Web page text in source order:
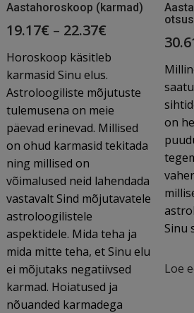
Aastahoroskoop (karmad)
19.17€ – 22.37€
Horoskoop käsitleb
karmasid Sinu elus.
Astroloogiliste mõjutuste
tulemusena on meie
päevad erinevad. Millised
on ohud karmasid tekitada
ning millised on
võimalused neid lahendada
vastavalt Sind mõjutavatele
astroloogilistele
aspektidele. Mida teha ja
mida mitte teha, et Sinu elu
ei mõjutaks negatiivsed
karmad. Hoiatused ja
nõuanded karmadega
on
Sinu
Loe